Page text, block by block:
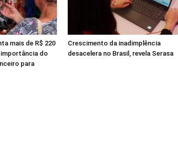
mais de R$ 220
do
para
Crescimento da inadimplência
desacelera no Brasil, revela Serasa